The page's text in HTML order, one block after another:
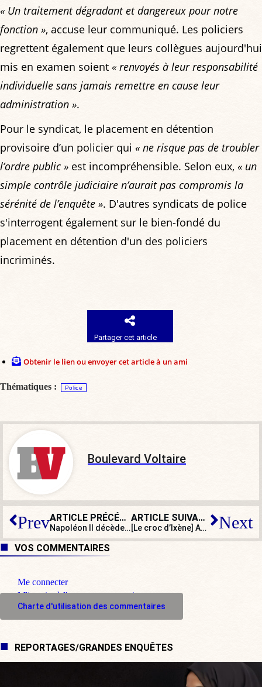
« Un traitement dégradant et dangereux pour notre
fonction », accuse leur communiqué. Les policiers
regrettent également que leurs collègues aujourd'hui
mis en examen soient « renvoyés à leur responsabilité
individuelle sans jamais remettre en cause leur
administration ».
Pour le syndicat, le placement en détention
provisoire d’un policier qui « ne risque pas de troubler
l’ordre public » est incompréhensible. Selon eux, « un
simple contrôle judiciaire n’aurait pas compromis la
sérénité de l’enquête ». D'autres syndicats de police
s'interrogent également sur le bien-fondé du
placement en détention d'un des policiers
incriminés.
Partager cet article
Obtenir le lien ou envoyer cet article à un ami
Thématiques : Police
Boulevard Voltaire
Prev ARTICLE PRÉCÉDENT
Napoléon II décède un 22 juillet, triste fin d’un prince français exilé
ARTICLE SUIVANT
[Le croc d’Ixène] Aurore Bergé entre au gouvernement Next
VOS COMMENTAIRES
Me connecter
M'inscrire à l'espace commentaire
Charte d'utilisation des commentaires
REPORTAGES/GRANDES ENQUÊTES